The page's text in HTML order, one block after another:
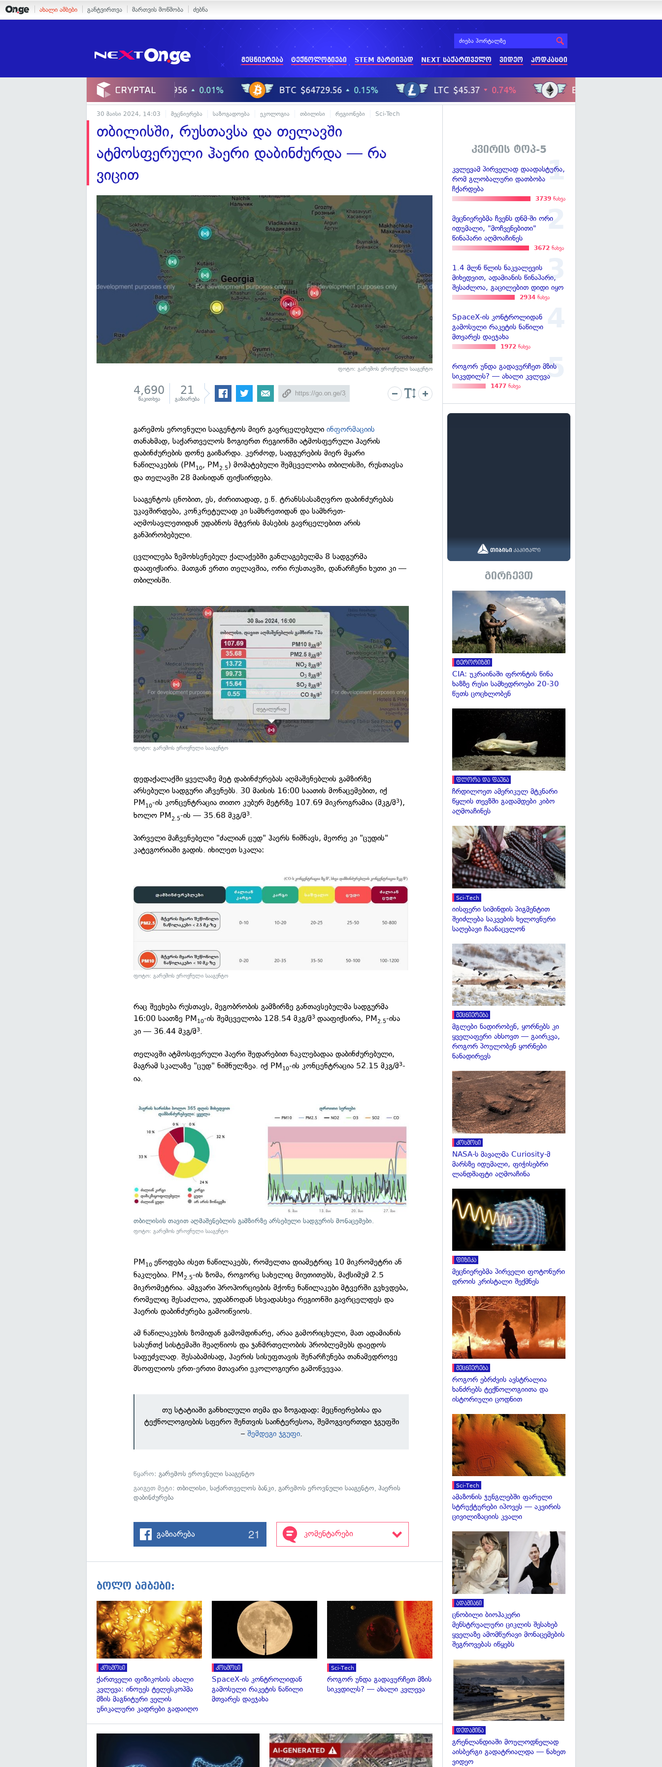
ახალი ამბები განტვირთვა მართვის მოწმობა ძებნა
მეცნიერება ტექნოლოგიები STEM მარტივად NEXT საქართველო ვიდეო პოდკასტი
30 მაისი 2024, 14:03 მეცნიერება საზოგადოება ეკოლოგია თბილისი რეგიონები Sci-Tech
თბილისში, რუსთავსა და თელავში
ატმოსფერული ჰაერი დაბინძურდა — რა
ვიცით
ფოტო: გარემოს ეროვნული სააგენტო
4,690
წაკითხვა
21
გაზიარება
გარემოს ეროვნული სააგენტოს მიერ გავრცელებულიინფორმაციის
თანახმად, საქართველოს ზოგიერთ რეგიონში ატმოსფერული ჰაერის
დაბინძურების დონე გაიზარდა. კერძოდ, სადგურების მიერ მყარი
ნაწილაკების (PM 10, PM2.5) მომატებული შემცველობა თბილისში, რუსთავსა
და თელავში 28 მაისიდან ფიქსირდება.
სააგენტოს ცნობით, ეს, ძირითადად, ე.წ. ტრანსსასაზღვრო დაბინძურებას
უკავშირდება, კონკრეტულად კი სამხრეთიდან და სამხრეთ-
აღმოსავლეთიდან უდაბნოს მტვრის მასების გავრცელებით არის
განპირობებული.
ცვლილება ზემოხსენებულ ქალაქებში განლაგებულმა 8 სადგურმა
დააფიქსირა. მათგან ერთი თელავშია, ორი რუსთავში, დანარჩენი ხუთი კი —
თბილისში.
ფოტო: გარემოს ეროვნული სააგენტო
დედაქალაქში ყველაზე მეტ დაბინძურებას აღმაშენებლის გამზირზე
არსებული სადგური აჩვენებს. 30 მაისის 16:00 საათის მონაცემებით, იქ
PM10-ის კონცენტრაცია თითო კუბურ მეტრზე 107.69 მიკროგრამია (მკგ/მ3),
ხოლო PM2.5-ის — 35.68 მკგ/მ3
პირველი მაჩვენებელი "ძალიან ცუდ" ჰაერს ნიშნავს, მეორე კი "ცუდის"
კატეგორიაში გადის. იხილეთ სკალა:
ფოტო: გარემოს ეროვნული სააგენტო
რაც შეეხება რუსთავს, მეგობრობის გამზირზე განთავსებულმა სადგურმა
16:00 საათზე PM10-ის შემცველობა 128.54 მკგ/მ3დააფიქსირა, PM2.5-ისა
კი — 36.44 მკგ/მ3
თელავში ატმოსფერული ჰაერი შედარებით ნაკლებადაა დაბინძურებული,
მაგრამ სკალაზე "ცუდ" ნიშნულზეა. იქ PM10-ის კონცენტრაცია 52.15 მკგ/მ3-
ია.
თბილისის თავით აღმაშენებლის გამზირზე არსებული სადგურის მონაცემები.
ფოტო: გარემოს ეროვნული სააგენტო
PM10ეწოდება ისეთ ნაწილაკებს, რომელთა დიამეტრიც 10 მიკრომეტრი ან
ნაკლებია. PM2.5-ის ზომა, როგორც სახელიც მიუთითებს, მაქსიმუმ 2.5
მიკრომეტრია. ამგვარი პროპორციების მქონე ნაწილაკები მტვერში გვხვდება,
რომელიც შესაძლოა, უდაბნოდან სხვადასხვა რეგიონში გავრცელდეს და
ჰაერის დაბინძურება გამოიწვიოს.
ამ ნაწილაკების ზომიდან გამომდინარე, არაა გამორიცხული, მათ ადამიანის
სასუნთქ სისტემაში შეაღწიოს და ჯანმრთელობის პრობლემებს დაედოს
საფუძვლად. შესაბამისად, ჰაერის სისუფთავის შენარჩუნება თანამედროვე
მსოფლიოს ერთ-ერთი მთავარი ეკოლოგიური გამოწვევაა.
თუ სტატიაში განხილული თემა და ზოგადად: მეცნიერებისა და
ტექნოლოგიების სფერო შენთვის საინტერესოა, შემოგვიერთდი ჯგუფში
–შემდეგი ჯგუფი
წყარო:გარემოს ეროვნული სააგენტო
გაიგეთ მეტი:თბილისი,საქართველოს ბანკი,გარემოს ეროვნული სააგენტო,ჰაერის
დაბინძურება
გაზიარება 21 კომენტარები
ბოლო ამბები:
გადახედვა
კოსმოსი
ქართველი ფიზიკოსის ახალი
კვლევა: ინოუეს ტელესკოპმა
მზის მაგნიტური ველის
უნიკალური კადრები გადაიღო
გადახედვა
კოსმოსი
SpaceX-ის კონტროლიდან
გამოსული რაკეტის ნაწილი
მთვარეს დაეჯახა
გადახედვა
Sci-Tech
როგორ უნდა გადავურჩეთ მზის
სიკვდილს? — ახალი კვლევა
გადახედვა გადახედვა
კვირის ტოპ-5
კვლევამ პირველად დაადასტურა,
რომ გლობალური დათბობა
ჩქარდება
3739 ნახვა
მეცნიერებმა ჩვენს დნმ-ში ორი
იდუმალი, "მოჩვენებითი"
წინაპარი აღმოაჩინეს
3672 ნახვა
1.4 მლნ წლის ნაკვალევის
მიხედვით, ადამიანის წინაპარი,
შესაძლოა, გაცილებით დიდი იყო
2934 ნახვა
SpaceX-ის კონტროლიდან
გამოსული რაკეტის ნაწილი
მთვარეს დაეჯახა
1972 ნახვა
როგორ უნდა გადავურჩეთ მზის
სიკვდილს? — ახალი კვლევა
1477 ნახვა
გირჩევთ
ტერორიზმი
CIA: უკრაინაში ფრონტის წინა
ხაზზე რუსი სამხედროები 20-30
წუთს ცოცხლობენ
ფლორა და ფაუნა
ჩრდილოეთ ამერიკულ მტკნარი
წყლის თევზში გადამდები კიბო
აღმოაჩინეს
Sci-Tech
იისფერი სიმინდის პიგმენტით
შეიძლება საკვების ხელოვნური
საღებავი ჩაანაცვლონ
მეცნიერება
მგლები ნადირობენ, ყორნებს კი
ყველაფერი ახსოვთ — გაირკვა,
როგორ პოულობენ ყორნები
ნანადირევს
კოსმოსი
NASA-ს მავალმა Curiosity-მ
მარსზე იდუმალი, ფიჭისებრი
ლანდშაფტი აღმოაჩინა
ფიზიკა
მეცნიერებმა პირველი ფოტონური
დროის კრისტალი შექმნეს
მეცნიერება
როგორ ებრძვის ავსტრალია
ხანძრებს ტექნოლოგიითა და
ისტორიული ცოდნით
Sci-Tech
ამაზონის ჯუნგლებში ფარული
სტრუქტურები იპოვეს — აკვირის
ცივილიზაციის კვალი
ადამიანი
ცნობილი ბიოჰაკერი
მენსტრუალური ციკლის შესახებ
ყველაზე ამომწურავი მონაცემების
შეგროვებას იწყებს
დედამიწა
გრენლანდიაში მოულოდნელად
აისბერგი გადატრიალდა — ნახეთ
ვიდეო